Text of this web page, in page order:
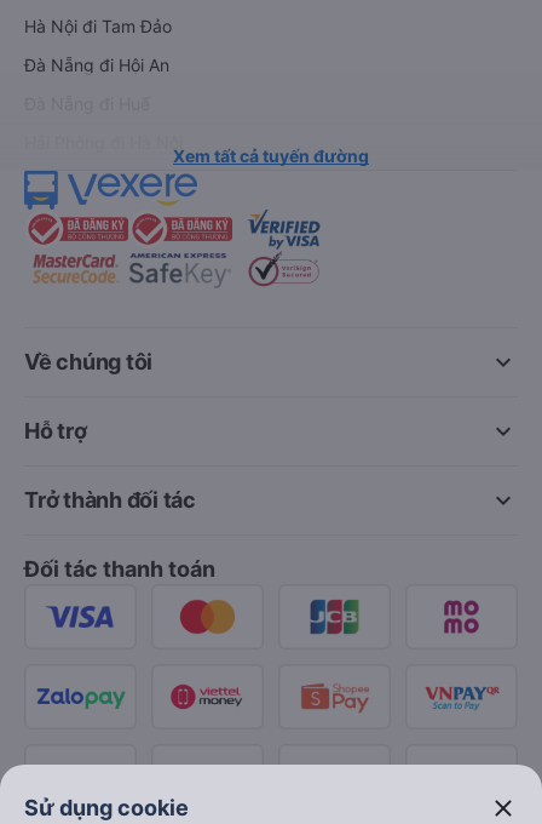
Hà Nội đi Tam Đảo
Đà Nẵng đi Hội An
Xem tất cả tuyến đường
keyboard_arrow_down
Về chúng tôi
keyboard_arrow_down
Hỗ trợ
keyboard_arrow_down
Trở thành đối tác
Đối tác thanh toán
Sử dụng cookie close